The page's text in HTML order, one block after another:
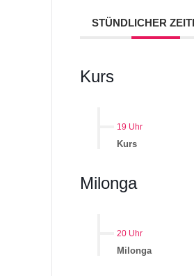
STÜNDLICHER
Kurs
19 Uhr
Kurs
Milonga
20 Uhr
Milonga